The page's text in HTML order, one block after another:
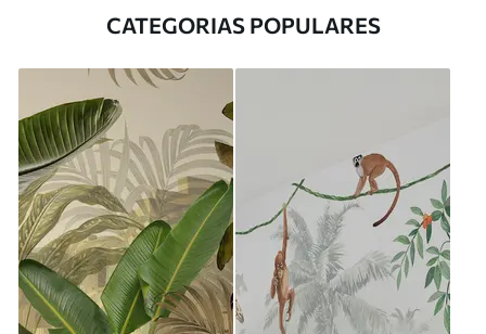
CATEGORIAS POPULARES